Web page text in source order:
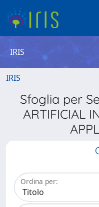
IRIS
IRIS
Sfoglia per
ARTIFICIAL
Ordina per: